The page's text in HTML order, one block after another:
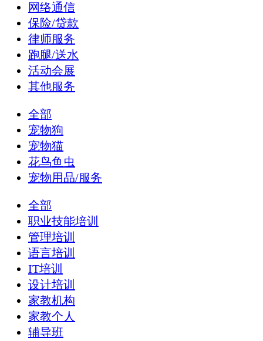
网络通信
保险/贷款
律师服务
跑腿/送水
活动会展
其他服务
全部
宠物狗
宠物猫
花鸟鱼虫
宠物用品/服务
全部
职业技能培训
管理培训
语言培训
IT培训
设计培训
家教机构
家教个人
辅导班